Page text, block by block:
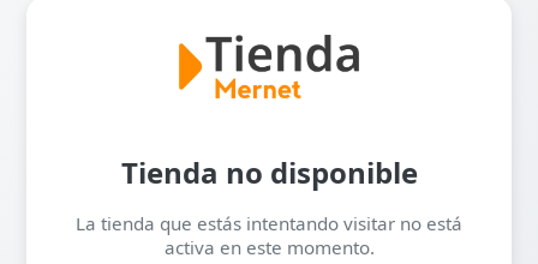
Tienda no disponible
La tienda que estás intentando visitar no está
activa en este momento.